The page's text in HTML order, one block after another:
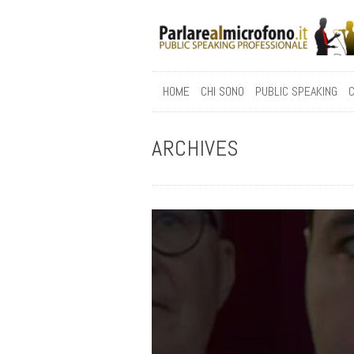
HOME CHI SONO PUBLIC SPEAKING
ARCHIVES